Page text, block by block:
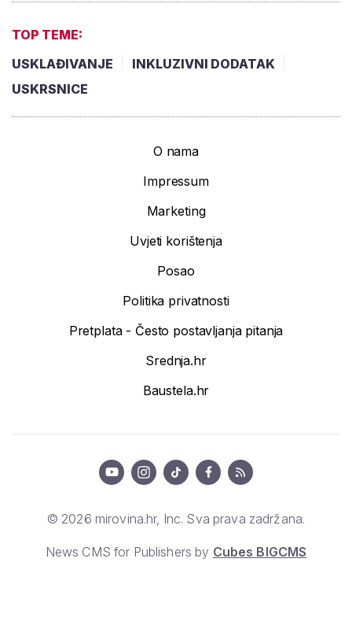
TOP TEME:
USKLAĐIVANJE
INKLUZIVNI DODATAK
USKRSNICE
O nama
Impressum
Marketing
Uvjeti korištenja
Posao
Politika privatnosti
Pretplata - Često postavljanja pitanja
Srednja.hr
Baustela.hr
© 2026 mirovina.hr, Inc. Sva prava zadržana.
News CMS for Publishers by Cubes BIGCMS